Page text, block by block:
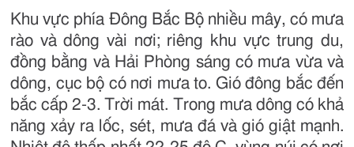
Khu vực phía Đông Bắc Bộ nhiều mây, có mưa
rào và dông vài nơi; riêng khu vực trung du,
đồng bằng và Hải Phòng sáng có mưa vừa và
dông, cục bộ có nơi mưa to. Gió đông bắc đến
bắc cấp 2-3. Trời mát. Trong mưa dông có khả
năng xảy ra lốc, sét, mưa đá và gió giật mạnh.